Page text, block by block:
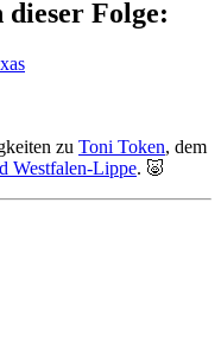
dieser Folge:
zu Toni Token, dem
Westfalen-Lippe. 🐷